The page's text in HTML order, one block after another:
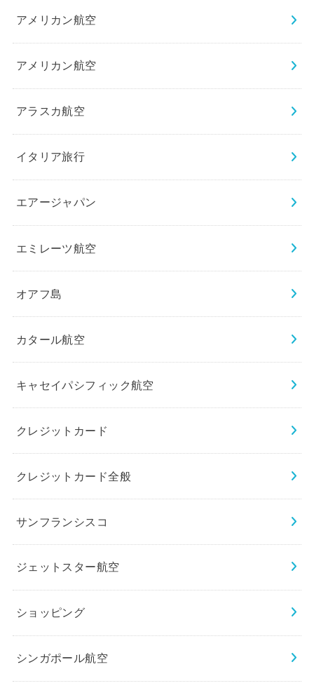
アメリカン航空
アメリカン航空
アラスカ航空
イタリア旅行
エアージャパン
エミレーツ航空
オアフ島
カタール航空
キャセイパシフィック航空
クレジットカード
クレジットカード全般
サンフランシスコ
ジェットスター航空
ショッピング
シンガポール航空